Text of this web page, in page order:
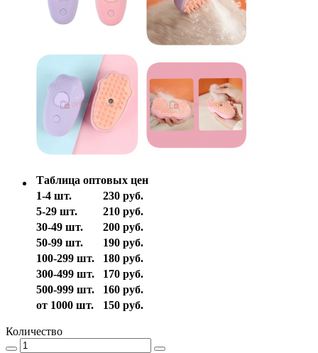
Таблица оптовых цен
1-4 шт.
230 руб.
5-29 шт.
210 руб.
30-49 шт.
200 руб.
50-99 шт.
190 руб.
100-299 шт.
180 руб.
300-499 шт.
170 руб.
500-999 шт.
160 руб.
от 1000 шт.
150 руб.
Количество